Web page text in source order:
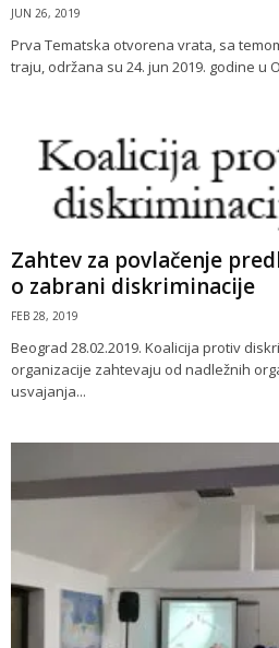
JUN 26, 2019
Prva Tematska otvorena vrata, sa
traju, održana su 24. jun 2019. godine u
Zahtev za povlačenje
o zabrani diskriminacije
FEB 28, 2019
Beograd 28.02.2019. Koalicija protiv
organizacije zahtevaju od nadležnih
usvajanja...